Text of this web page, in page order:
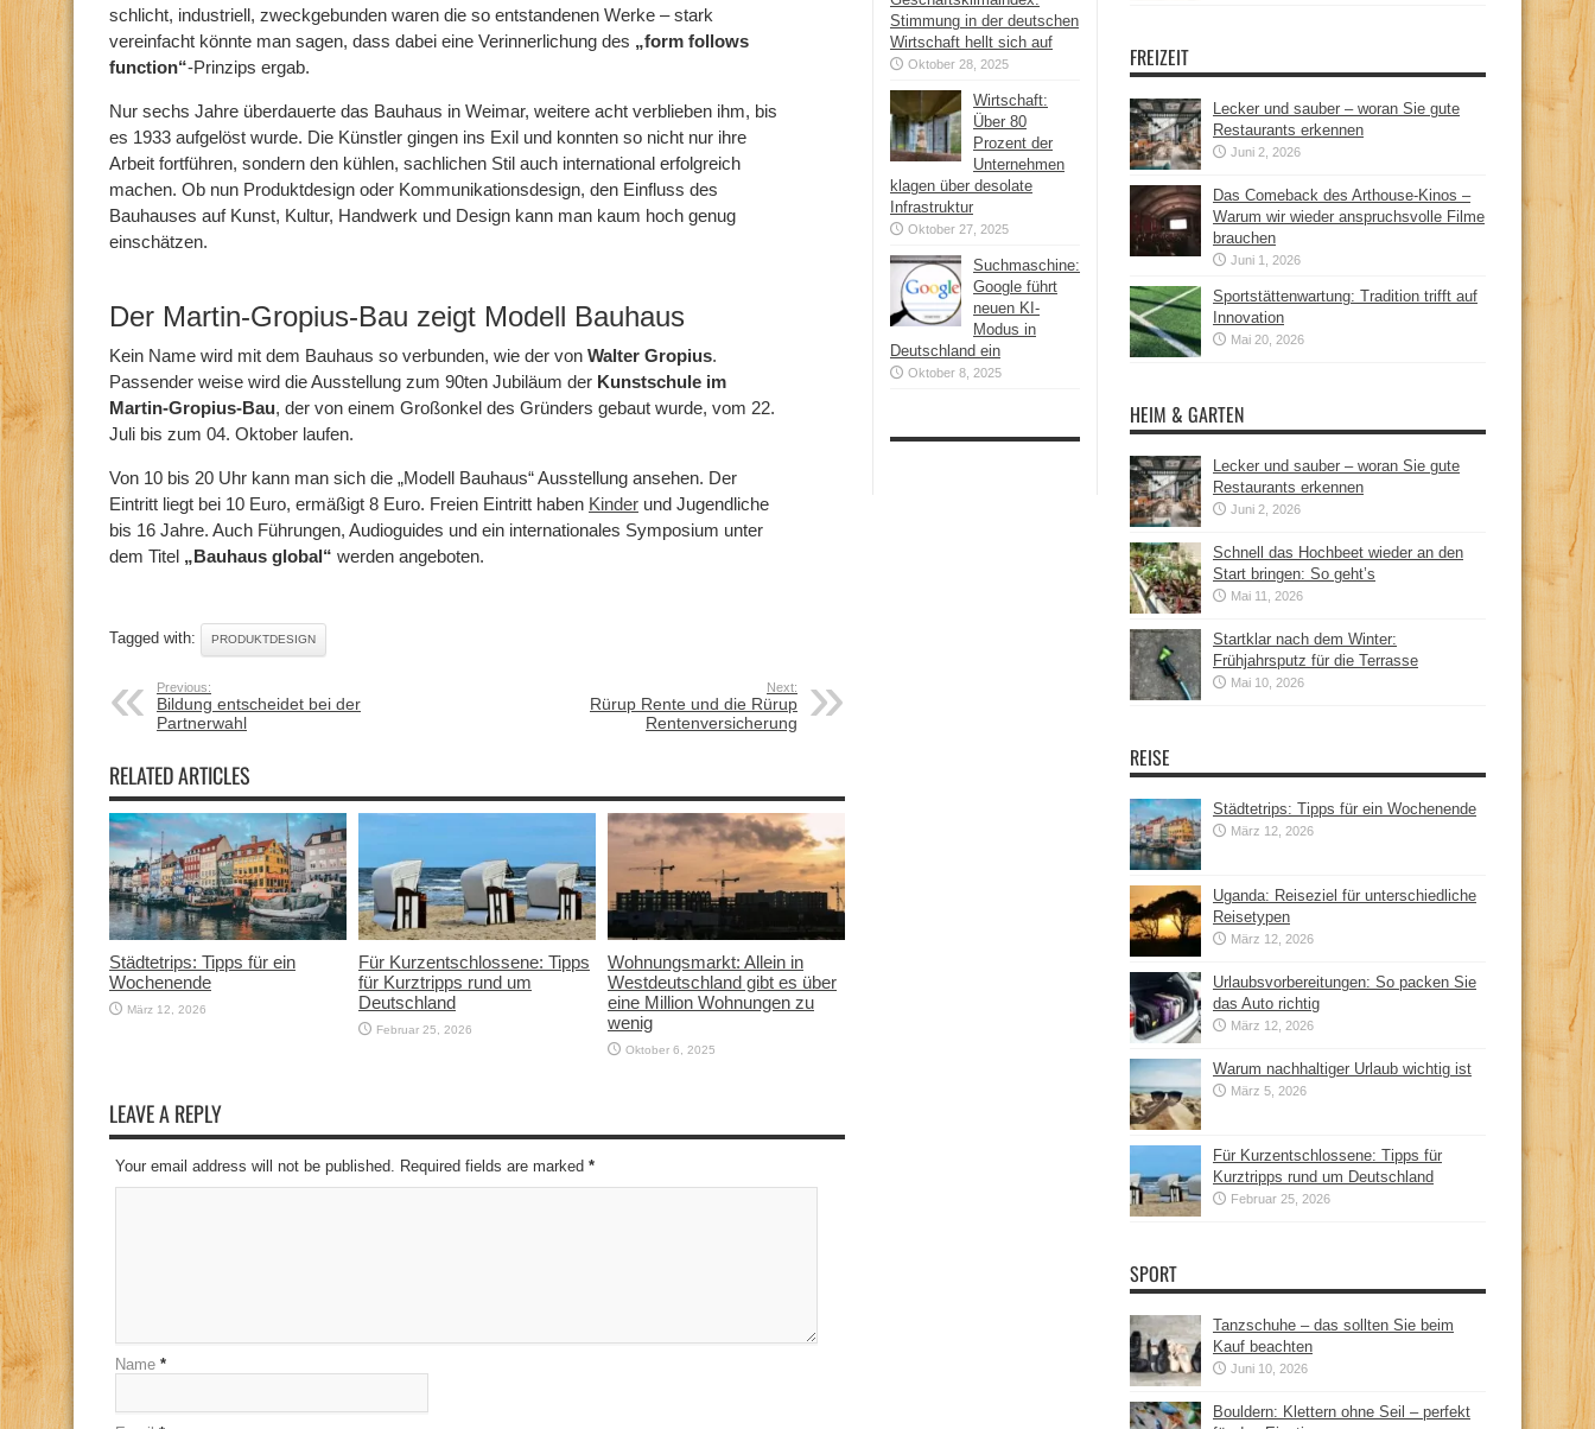
schlicht, industriell, zweckgebunden waren die so entstandenen Werke – stark
vereinfacht könnte man sagen, dass dabei eine Verinnerlichung des „form follows
function“-Prinzips ergab.
Nur sechs Jahre überdauerte das Bauhaus in Weimar, weitere acht verblieben ihm, bis
es 1933 aufgelöst wurde. Die Künstler gingen ins Exil und konnten so nicht nur ihre
Arbeit fortführen, sondern den kühlen, sachlichen Stil auch international erfolgreich
machen. Ob nun Produktdesign oder Kommunikationsdesign, den Einfluss des
Bauhauses auf Kunst, Kultur, Handwerk und Design kann man kaum hoch genug
einschätzen.
Der Martin-Gropius-Bau zeigt Modell Bauhaus
Kein Name wird mit dem Bauhaus so verbunden, wie der von Walter Gropius.
Passender weise wird die Ausstellung zum 90ten Jubiläum der Kunstschule im
Martin-Gropius-Bau, der von einem Großonkel des Gründers gebaut wurde, vom 22.
Juli bis zum 04. Oktober laufen.
Von 10 bis 20 Uhr kann man sich die „Modell Bauhaus“ Ausstellung ansehen. Der
Eintritt liegt bei 10 Euro, ermäßigt 8 Euro. Freien Eintritt haben Kinder und Jugendliche
bis 16 Jahre. Auch Führungen, Audioguides und ein internationales Symposium unter
dem Titel „Bauhaus global“ werden angeboten.
Tagged with: PRODUKTDESIGN
Previous:
Bildung entscheidet bei der
Partnerwahl
Next:
Rürup Rente und die Rürup
Rentenversicherung
RELATED ARTICLES
Städtetrips: Tipps für ein
Wochenende
März 12, 2026
Für Kurzentschlossene: Tipps
für Kurztripps rund um
Deutschland
Februar 25, 2026
Wohnungsmarkt: Allein in
Westdeutschland gibt es über
eine Million Wohnungen zu
wenig
Oktober 6, 2025
LEAVE A REPLY
Your email address will not be published. Required fields are marked *
Name *
Stimmung in der deutschen
Wirtschaft hellt sich auf
Oktober 28, 2025
Wirtschaft:
Über 80
Prozent der
Unternehmen
klagen über desolate
Infrastruktur
Oktober 27, 2025
Suchmaschine:
Google führt
neuen KI-
Modus in
Deutschland ein
Oktober 8, 2025
FREIZEIT
Lecker und sauber – woran Sie gute
Restaurants erkennen
Juni 2, 2026
Das Comeback des Arthouse-Kinos –
Warum wir wieder anspruchsvolle Filme
brauchen
Juni 1, 2026
Sportstättenwartung: Tradition trifft auf
Innovation
Mai 20, 2026
HEIM & GARTEN
Lecker und sauber – woran Sie gute
Restaurants erkennen
Juni 2, 2026
Schnell das Hochbeet wieder an den
Start bringen: So geht’s
Mai 11, 2026
Startklar nach dem Winter:
Frühjahrsputz für die Terrasse
Mai 10, 2026
REISE
Städtetrips: Tipps für ein Wochenende
März 12, 2026
Uganda: Reiseziel für unterschiedliche
Reisetypen
März 12, 2026
Urlaubsvorbereitungen: So packen Sie
das Auto richtig
März 12, 2026
Warum nachhaltiger Urlaub wichtig ist
März 5, 2026
Für Kurzentschlossene: Tipps für
Kurztripps rund um Deutschland
Februar 25, 2026
SPORT
Tanzschuhe – das sollten Sie beim
Kauf beachten
Juni 10, 2026
Bouldern: Klettern ohne Seil – perfekt